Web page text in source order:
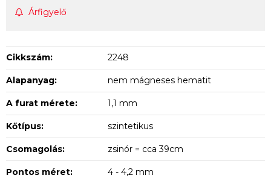
Árfigyelő
Cikkszám: 2248
Alapanyag: nem mágneses hematit
A furat mérete: 1,1 mm
Kőtípus: szintetikus
Csomagolás: zsinór = cca 39cm
Pontos méret: 4 - 4,2 mm